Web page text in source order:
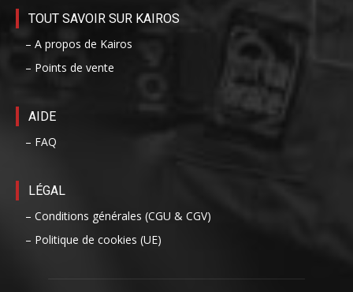
TOUT SAVOIR SUR KAIROS
– A propos de Kairos
– Points de vente
AIDE
– FAQ
LÉGAL
– Conditions générales (CGU & CGV)
– Politique de cookies (UE)